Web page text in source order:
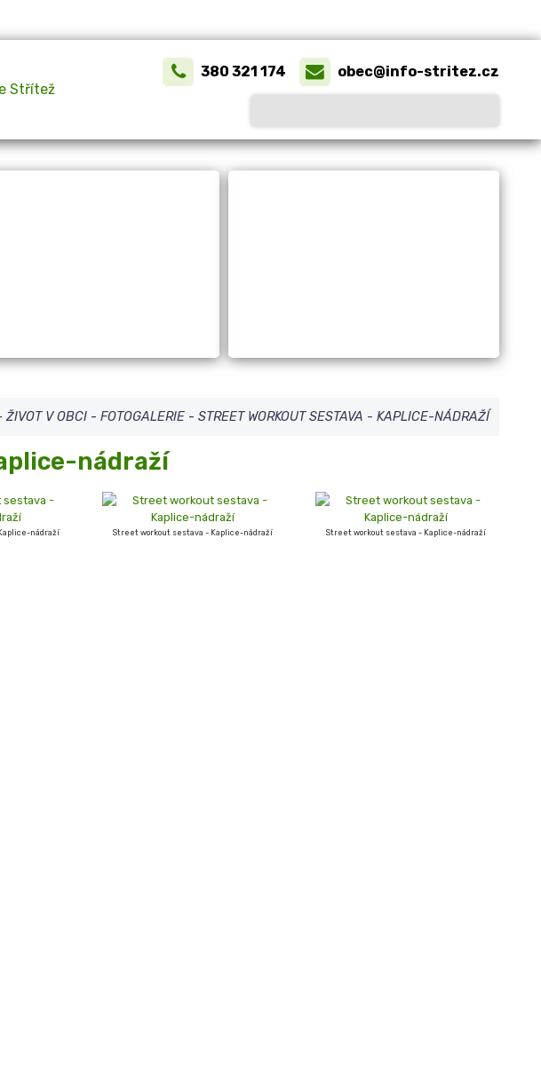
380 321 174 obec@info-stritez.cz
ŽIVOT V OBCI- FOTOGALERIE- STREET WORKOUT SESTAVA - KAPLICE-NÁDRAŽÍ
nádraží
nádraží Street workout sestava - Kaplice-nádraží Street workout sestava - Kaplice-nádraží